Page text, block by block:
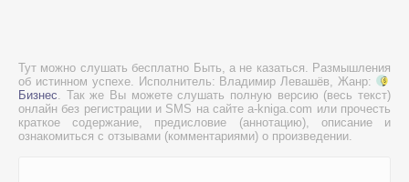
Тут можно слушать бесплатно Быть, а не казаться. Размышления
об истинном успехе. Исполнитель: Владимир Левашёв, Жанр:
Бизнес. Так же Вы можете слушать полную версию (весь текст)
онлайн без регистрации и SMS на сайте a-kniga.com или прочесть
краткое содержание, предисловие (аннотацию), описание и
ознакомиться с отзывами (комментариями) о произведении.